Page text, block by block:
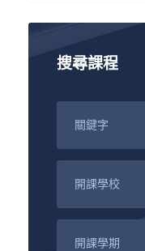
搜尋課程